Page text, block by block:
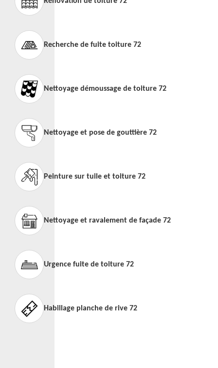
Recherche de fuite toiture 72
Nettoyage démoussage de toiture 72
Nettoyage et pose de gouttière 72
Peinture sur tuile et toiture 72
Nettoyage et ravalement de façade 72
Urgence fuite de toiture 72
Habillage planche de rive 72